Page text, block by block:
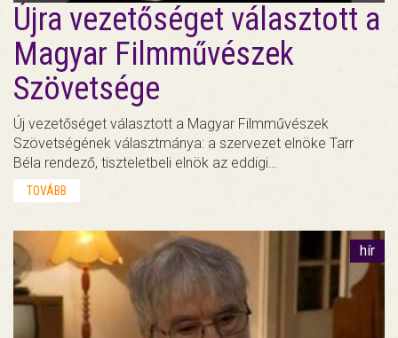
Újra vezetőséget választott a
Magyar Filmművészek
Szövetsége
Új vezetőséget választott a Magyar Filmművészek
Szövetségének választmánya: a szervezet elnöke Tarr
Béla rendező, tiszteletbeli elnök az eddigi…
TOVÁBB
hír